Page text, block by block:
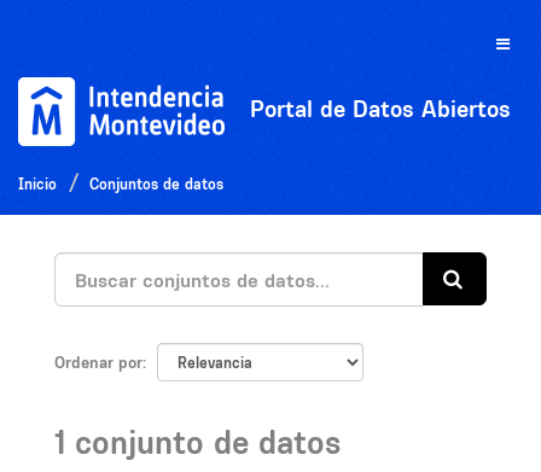
Toggle
Portal de Datos Abiertos
Inicio Conjuntos de datos
Ordenar por
1 conjunto de datos